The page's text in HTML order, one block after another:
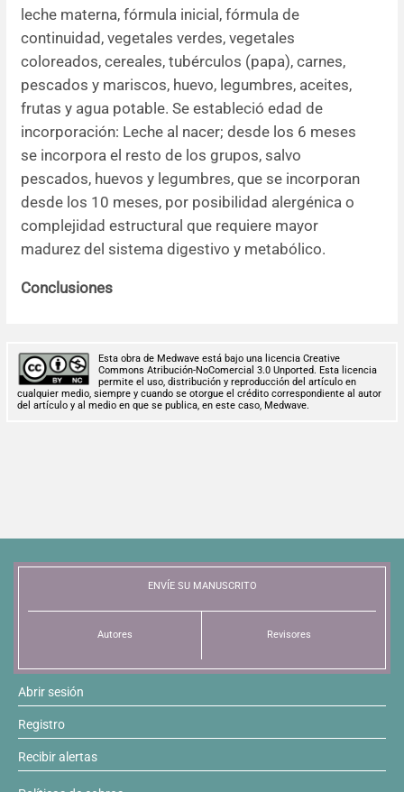
leche materna, fórmula inicial, fórmula de
continuidad, vegetales verdes, vegetales
coloreados, cereales, tubérculos (papa), carnes,
pescados y mariscos, huevo, legumbres, aceites,
frutas y agua potable. Se estableció edad de
incorporación: Leche al nacer; desde los 6 meses
se incorpora el resto de los grupos, salvo
pescados, huevos y legumbres, que se incorporan
desde los 10 meses, por posibilidad alergénica o
complejidad estructural que requiere mayor
madurez del sistema digestivo y metabólico.
Conclusiones
Esta obra de Medwave está bajo una licencia Creative
Commons Atribución-NoComercial 3.0 Unported. Esta licencia
permite el uso, distribución y reproducción del artículo en
cualquier medio, siempre y cuando se otorgue el crédito correspondiente al autor
del artículo y al medio en que se publica, en este caso, Medwave.
ENVÍE SU MANUSCRITO
Autores Revisores
Abrir sesión
Registro
Recibir alertas